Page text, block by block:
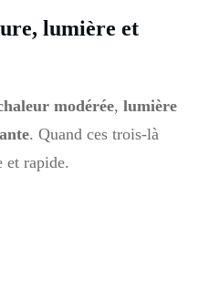
lumière et
modérée, lumière
. Quand ces trois-là
et rapide.